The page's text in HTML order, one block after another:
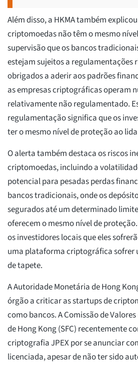
Além disso, a HKMA também
criptomoedas não têm o mesmo
supervisão que os bancos
estejam sujeitos a regulamentações
obrigados a aderir aos padrões
as empresas criptográficas operam
relativamente não regulamentado.
regulamentação significa que os
ter o mesmo nível de proteção ao
O alerta também destaca os riscos
criptomoedas, incluindo a
potencial para pesadas perdas
bancos tradicionais, onde os
segurados até um determinado
oferecem o mesmo nível de
os investidores locais que eles
uma plataforma criptográfica sofrer
de tapete.
A Autoridade Monetária de Hong
órgão a criticar as startups de
como bancos. A Comissão de
de Hong Kong (SFC) recentemente
criptografia JPEX por se anunciar
licenciada, apesar de não ter sido